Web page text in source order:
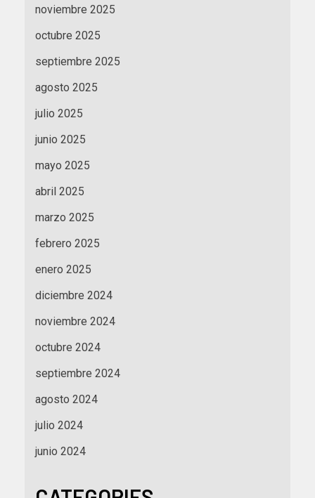
noviembre 2025
octubre 2025
septiembre 2025
agosto 2025
julio 2025
junio 2025
mayo 2025
abril 2025
marzo 2025
febrero 2025
enero 2025
diciembre 2024
noviembre 2024
octubre 2024
septiembre 2024
agosto 2024
julio 2024
junio 2024